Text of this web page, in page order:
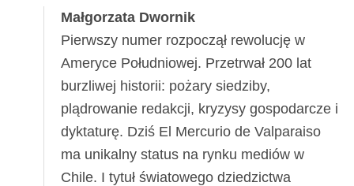
Małgorzata Dwornik
Pierwszy numer rozpoczął rewolucję w
Ameryce Południowej. Przetrwał 200 lat
burzliwej historii: pożary siedziby,
plądrowanie redakcji, kryzysy gospodarcze i
dyktaturę. Dziś El Mercurio de Valparaiso
ma unikalny status na rynku mediów w
Chile. I tytuł światowego dziedzictwa